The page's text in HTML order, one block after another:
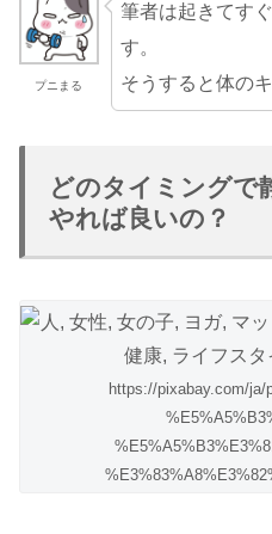
プニまる
筆者は起きてす
す。
そうすると体の
どのタイミングで
やれば良いの？
https://pixabay.com/